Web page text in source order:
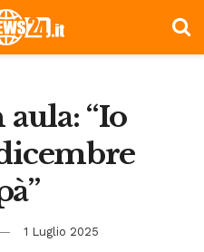
“Io
1 Luglio 2025